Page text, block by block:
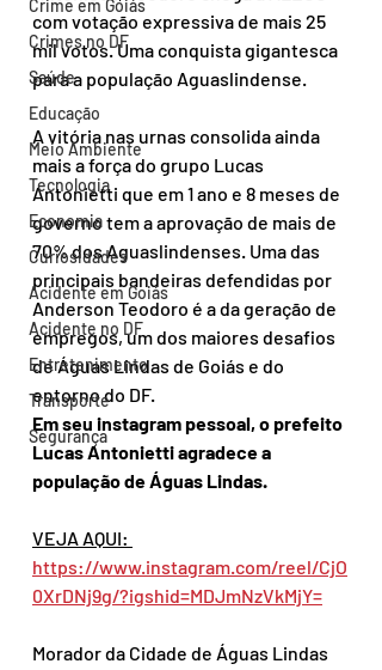
Crime em Goiás
Crimes no DF
Saúde
Educação
Meio Ambiente
Tecnologia
Economia
Curiosidades
Acidente em Goiás
Acidente no DF
Entretenimento
Transporte
Segurança
com votação expressiva de mais 25
mil votos. Uma conquista gigantesca
para a população Aguaslindense.
A vitória nas urnas consolida ainda
mais a força do grupo Lucas
Antonietti que em 1 ano e 8 meses de
governo tem a aprovação de mais de
70% dos Aguaslindenses. Uma das
principais bandeiras defendidas por
Anderson Teodoro é a da geração de
empregos, um dos maiores desafios
de Águas Lindas de Goiás e do
entorno do DF.
Em seu instagram pessoal, o prefeito
Lucas Antonietti agradece a
população de Águas Lindas.
VEJA AQUI:
https://www.instagram.com/reel/CjO
0XrDNj9g/?igshid=MDJmNzVkMjY=
Morador da Cidade de Águas Lindas